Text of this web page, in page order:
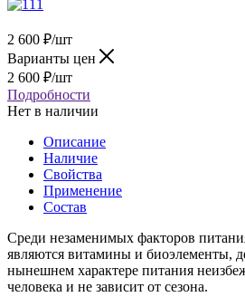
2 600 ₽/шт
Варианты цен
2 600 ₽/шт
Подробности
Нет в наличии
Описание
Наличие
Свойства
Применение
Состав
Среди незаменимых факторов
являются витамины и биоэлементы,
нынешнем характере питания
человека и не зависит от сезона.